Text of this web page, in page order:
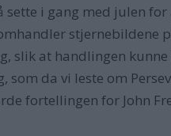
i gang med julen
stjernebildene
slik at handlingen
da vi leste om
fortellingen for John